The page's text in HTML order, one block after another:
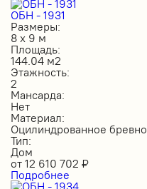
ОБН - 1931
Размеры:
8 х 9 м
Площадь:
144.04 м2
Этажность:
2
Мансарда:
Нет
Материал:
Оцилиндрованное бревно
Тип:
Дом
от 12 610 702 ₽
Подробнее